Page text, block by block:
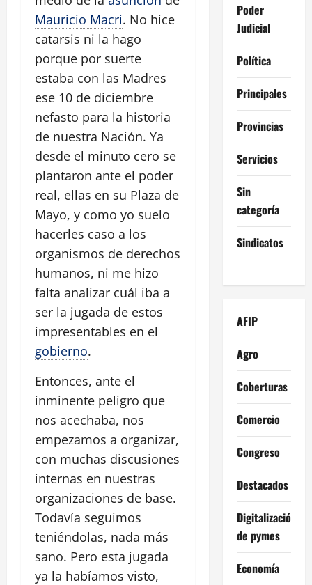
Mauricio Macri. No hice
catarsis ni la hago
porque por suerte
estaba con las Madres
ese 10 de diciembre
nefasto para la historia
de nuestra Nación. Ya
desde el minuto cero se
plantaron ante el poder
real, ellas en su Plaza de
Mayo, y como yo suelo
hacerles caso a los
organismos de derechos
humanos, ni me hizo
falta analizar cuál iba a
ser la jugada de estos
impresentables en el
gobierno.
Entonces, ante el
inminente peligro que
nos acechaba, nos
empezamos a organizar,
con muchas discusiones
internas en nuestras
organizaciones de base.
Todavía seguimos
teniéndolas, nada más
sano. Pero esta jugada
ya la habíamos visto,
Poder
Judicial
Política
Principales
Provincias
Servicios
Sin
categoría
Sindicatos
AFIP
Agro
Coberturas
Comercio
Congreso
Destacados
Digitalización
de pymes
Economía